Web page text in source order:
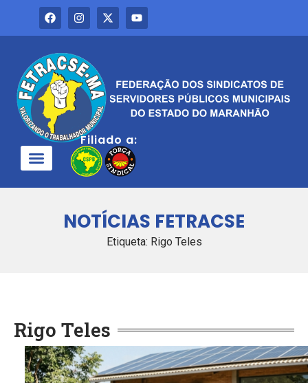
Filiado a:
NOTÍCIAS FETRACSE
Etiqueta: Rigo Teles
Rigo Teles